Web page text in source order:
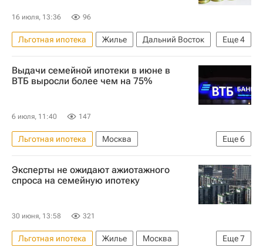
16 июля, 13:36 96
Еще4
Льготная ипотека Жилье
Дальний Восток
Арктика
Россия
Владимир Путин
Ипотека
Выдачи семейной ипотеки в июне в
ВТБ выросли более чем на 75%
6 июля, 11:40 147
Еще6
Льготная ипотека
Москва
Санкт-Петербург
Республика Татарстан (Татарстан)
Министерство финансов РФ (Минфин России)
Ипотека
Кредиты
Эксперты не ожидают ажиотажного
спроса на семейную ипотеку
30 июня, 13:58 321
Еще7
Льготная ипотека Жилье
Москва